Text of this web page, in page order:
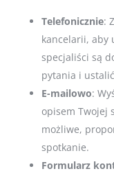
Telefonicznie:
kancelarii, aby
specjaliści są
pytania i
E-mailowo:
opisem Twojej
możliwe,
spotkanie.
Formularz